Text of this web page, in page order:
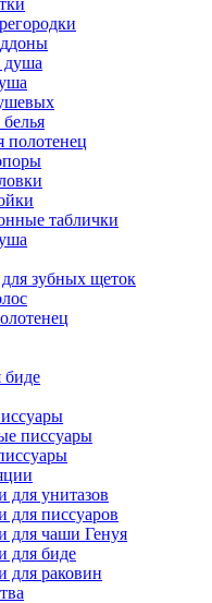
душа
полотенец
таблички
зубных щеток
писсуары
для унитазов
для писсуаров
для чаши Генуя
для биде
для раковин